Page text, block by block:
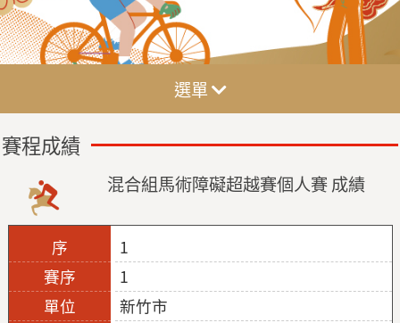
選單
賽程成績
混合組馬術障礙超越賽個人賽 成績
1
1
新竹市